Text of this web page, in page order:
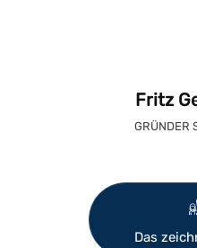
Fritz
GRÜNDER
Das